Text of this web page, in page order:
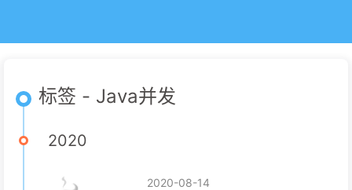
标签 - Java并发
2020
2020-08-14